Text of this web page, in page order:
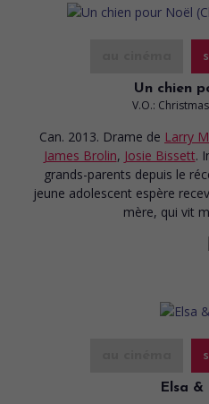
Un chien
V.O.:
Can. 2013. Drame de Larry
James Brolin, Josie Bissett.
grands-parents depuis le
jeune adolescent espère
mère, qui vit
Elsa &